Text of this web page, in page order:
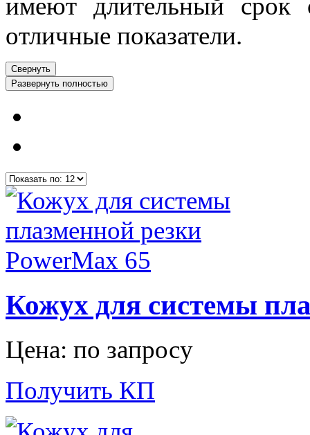
отличные показатели.
Свернуть
Развернуть полностью
Кожух для системы
Цена: по запросу
Получить КП